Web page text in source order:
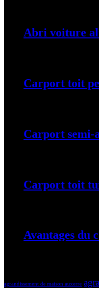
Abri voiture
Carport toit
Carport semi-
Carport toit
Avantages du
agrandissement de maison auxerre